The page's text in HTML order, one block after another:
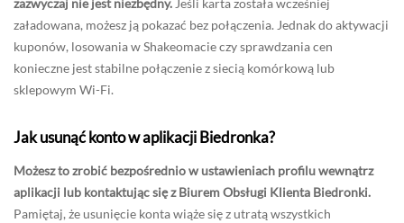
zazwyczaj nie jest niezbędny. Jeśli karta została wcześniej
załadowana, możesz ją pokazać bez połączenia. Jednak do aktywacji
kuponów, losowania w Shakeomacie czy sprawdzania cen
konieczne jest stabilne połączenie z siecią komórkową lub
sklepowym Wi-Fi.
Jak usunąć konto w aplikacji Biedronka?
Możesz to zrobić bezpośrednio w ustawieniach profilu wewnątrz
aplikacji lub kontaktując się z Biurem Obsługi Klienta Biedronki.
Pamiętaj, że usunięcie konta wiąże się z utratą wszystkich